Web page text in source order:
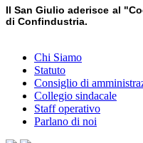
Il San Giulio aderisce al
di Confindustria.
Chi Siamo
Statuto
Consiglio di
Collegio sindacale
Staff operativo
Parlano di noi